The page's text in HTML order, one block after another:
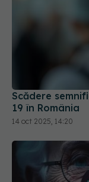
Scădere
19 în România
14 oct 2025, 14:20